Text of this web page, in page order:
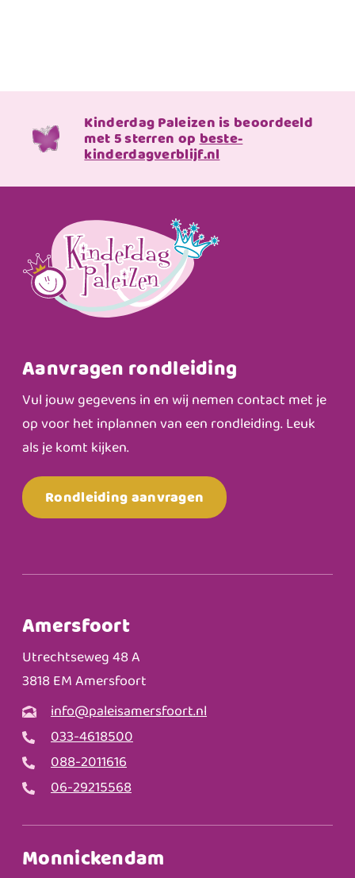
Kinderdag Paleizen is beoordeeld
met 5 sterren opbeste-
kinderdagverblijf.nl
Aanvragen rondleiding
Vul jouw gegevens in en wij nemen contact met je
op voor het inplannen van een rondleiding. Leuk
als je komt kijken.
Rondleiding aanvragen
Amersfoort
Utrechtseweg 48 A
3818 EM Amersfoort
info@paleisamersfoort.nl
033-4618500
088-2011616
06-29215568
Monnickendam